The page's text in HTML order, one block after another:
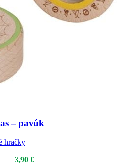
– pavúk
hračky
3,90 €